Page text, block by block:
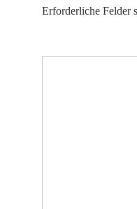
Erforderliche Felder